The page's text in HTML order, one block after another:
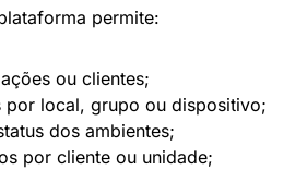
permite:
ou clientes;
por local, grupo ou dispositivo;
dos ambientes;
por cliente ou unidade;